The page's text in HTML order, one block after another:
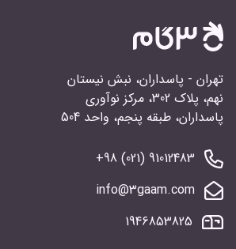
تهران - پاسداران، نبش نیستان
نهم، پلاک 302، مرکز نوآوری
پاسداران، طبقه پنجم، واحد 504
91012483 (021) 98+
info@3gaam.com
1946853825